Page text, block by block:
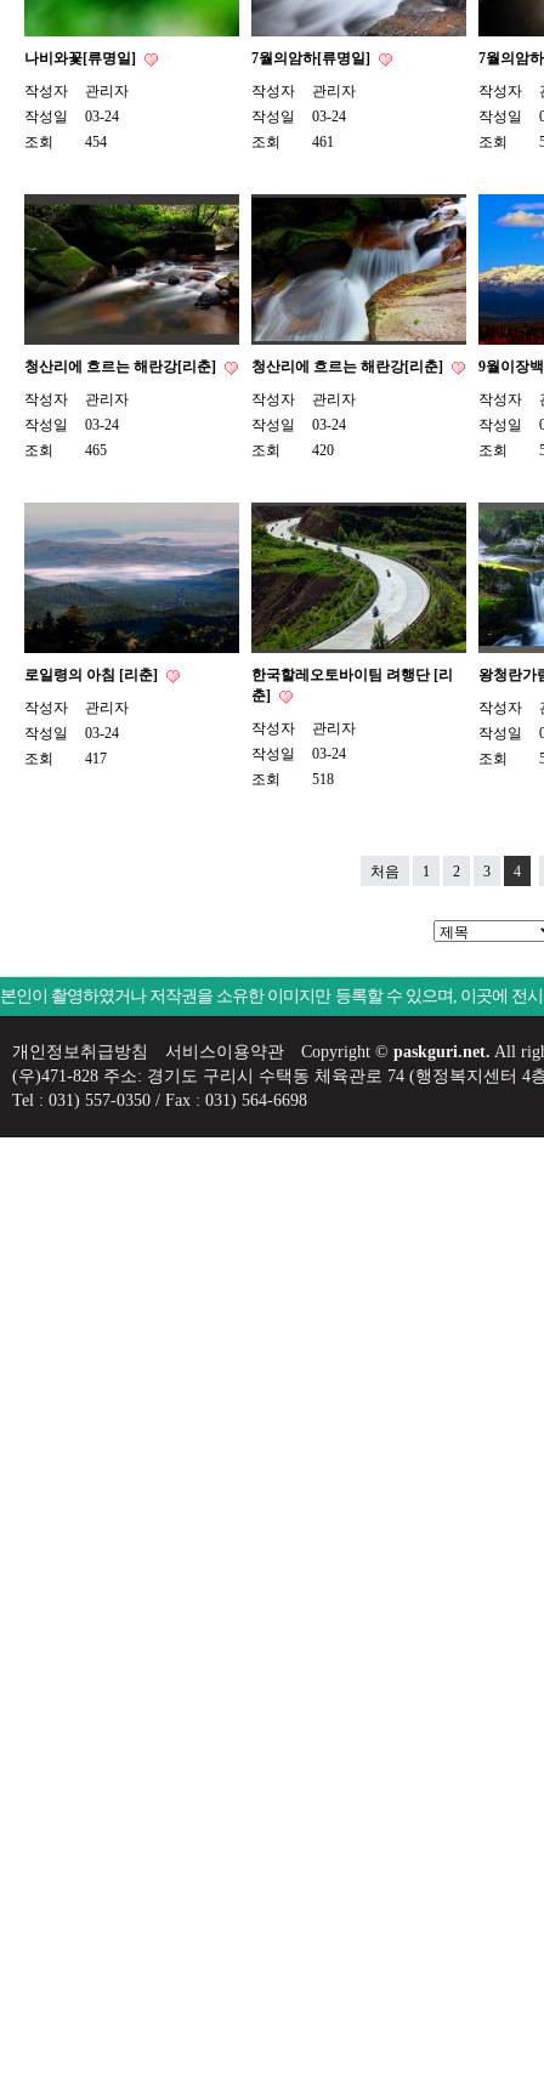
나비와꽃[류명일]
작성자
관리자
작성일
03-24
조회
454
7월의암하[류명일]
작성자
관리자
작성일
03-24
조회
461
7월의암
작성자
작성일
조회
청산리에 흐르는 해란강[리춘]
작성자
관리자
작성일
03-24
조회
465
청산리에 흐르는 해란강[리춘]
작성자
관리자
작성일
03-24
조회
420
9월이장
작성자
작성일
조회
로일령의 아침 [리춘]
작성자
관리자
작성일
03-24
조회
417
한국할레오토바이팀 려행단 [리
춘]
작성자
관리자
작성일
03-24
조회
518
왕청란가
작성자
작성일
조회
처음 1 2 3 4
본인이 촬영하였거나 저작권을 소유한 이미지만 등록할 수 있으며, 이곳에 전
개인정보취급방침 서비스이용약관 Copyright © paskguri.net. All
(우)471-828 주소: 경기도 구리시 수택동 체육관로 74 (행정복지센터
Tel : 031) 557-0350 / Fax : 031) 564-6698